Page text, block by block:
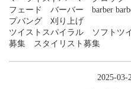
フェード バーバー barber
プバング 刈り上げ
ツイストスパイラル ソフト
募集 スタイリスト募集
2025-03-